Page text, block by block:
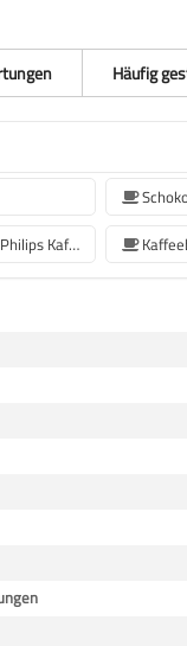
Häufig
Kaffeebohnen für Philips Kaffeemaschine